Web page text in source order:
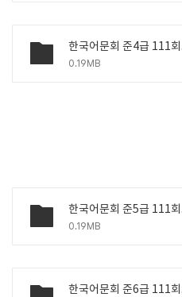
한국어문회 준4급 111
0.19MB
한국어문회 준5급 111
0.19MB
한국어문회 준6급 111